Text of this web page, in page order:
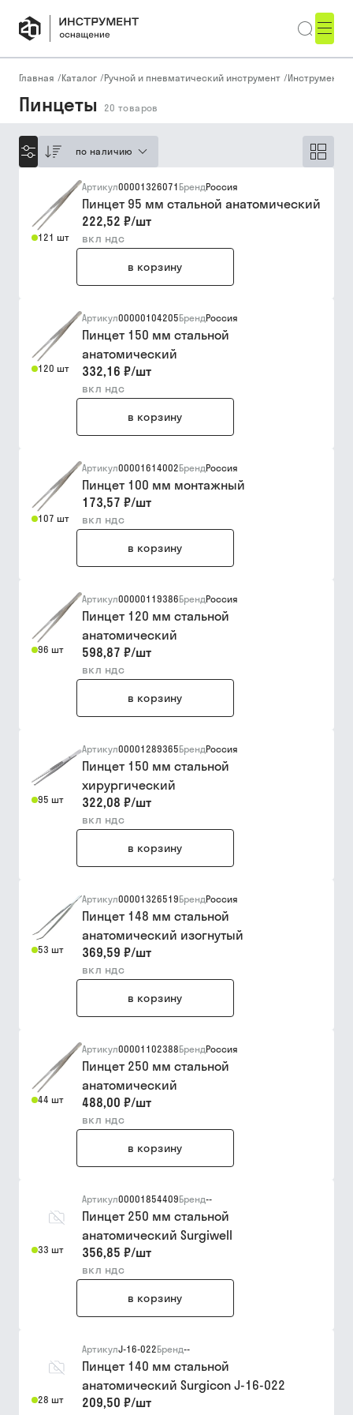
Главная /Каталог /Ручной и пневматический инструмент /Инструмент
Пинцеты 20 товаров
по наличию
121 шт
Артикул00001326071 БрендРоссия
Пинцет 95 мм стальной анатомический
222,52 ₽/шт
вкл ндс
в корзину
120 шт
Артикул00000104205БрендРоссия
Пинцет 150 мм стальной
анатомический
332,16 ₽/шт
вкл ндс
в корзину
107 шт
Артикул00001614002БрендРоссия
Пинцет 100 мм монтажный
173,57 ₽/шт
вкл ндс
в корзину
96 шт
Артикул00000119386БрендРоссия
Пинцет 120 мм стальной
анатомический
598,87 ₽/шт
вкл ндс
в корзину
95 шт
Артикул00001289365БрендРоссия
Пинцет 150 мм стальной
хирургический
322,08 ₽/шт
вкл ндс
в корзину
53 шт
Артикул00001326519БрендРоссия
Пинцет 148 мм стальной
анатомический изогнутый
369,59 ₽/шт
вкл ндс
в корзину
44 шт
Артикул00001102388БрендРоссия
Пинцет 250 мм стальной
анатомический
488,00 ₽/шт
вкл ндс
в корзину
33 шт
Артикул00001854409Бренд--
Пинцет 250 мм стальной
анатомический Surgiwell
356,85 ₽/шт
вкл ндс
в корзину
28 шт
АртикулJ-16-022Бренд--
Пинцет 140 мм стальной
анатомический Surgicon J-16-022
209,50 ₽/шт